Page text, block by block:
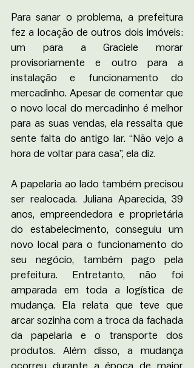
Para sanar o problema, a prefeitura
fez a locação de outros dois imóveis:
um para a Graciele morar
provisoriamente e outro para a
instalação e funcionamento do
mercadinho. Apesar de comentar que
o novo local do mercadinho é melhor
para as suas vendas, ela ressalta que
sente falta do antigo lar. “Não vejo a
hora de voltar para casa”, ela diz.
A papelaria ao lado também precisou
ser realocada. Juliana Aparecida, 39
anos, empreendedora e proprietária
do estabelecimento, conseguiu um
novo local para o funcionamento do
seu negócio, também pago pela
prefeitura. Entretanto, não foi
amparada em toda a logística de
mudança. Ela relata que teve que
arcar sozinha com a troca da fachada
da papelaria e o transporte dos
produtos. Além disso, a mudança